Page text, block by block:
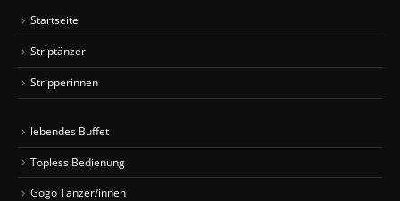
Startseite
Striptänzer
Stripperinnen
lebendes Buffet
Topless Bedienung
Gogo Tänzer/innen